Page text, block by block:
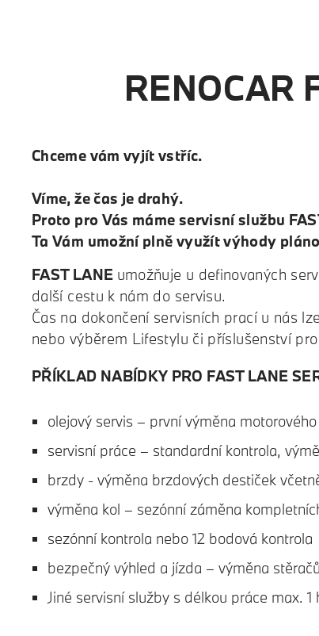
RENOCAR
Chceme vám vyjít vstříc.
Víme, že čas je drahý.
Proto pro Vás máme servisní službu
Ta Vám umožní plně využít výhody
FAST LANE umožňuje u definovaných
další cestu k nám do servisu.
Čas na dokončení servisních prací u nás
nebo výběrem Lifestylu či příslušenství pro
PŘÍKLAD NABÍDKY PRO FAST LANE
olejový servis – první výměna
servisní práce – standardní kontrola,
brzdy - výměna brzdových destiček
výměna kol – sezónní záměna
sezónní kontrola nebo 12 bodová kontrola
bezpečný výhled a jízda – výměna
Jiné servisní služby s délkou práce max.